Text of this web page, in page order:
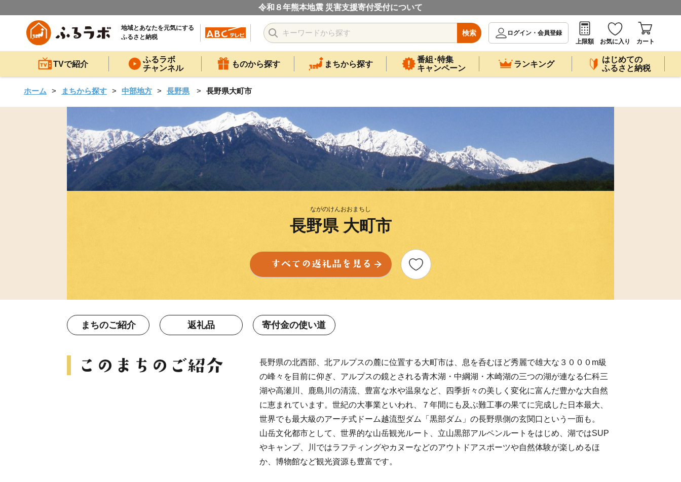
令和８年熊本地震 災害支援寄付受付について
地域とあなたを元気にする
ふるさと納税
検索
ログイン・会員登録
上限額
お気に入り カート
TVで紹介
ふるラボ
チャンネル
ものから探す まちから探す
番組･特集
キャンペーン
ランキング
はじめての
ふるさと納税
ホーム まちから探す 中部地方 長野県 長野県大町市
ながのけんおおまちし
長野県 大町市
まちのご紹介 返礼品 寄付金の使い道
長野県の北西部、北アルプスの麓に位置する大町市は、息を呑むほど秀麗で雄大な３０００m級
の峰々を目前に仰ぎ、アルプスの鏡とされる青木湖・中綱湖・木崎湖の三つの湖が連なる仁科三
湖や高瀬川、鹿島川の清流、豊富な水や温泉など、四季折々の美しく変化に富んだ豊かな大自然
に恵まれています。世紀の大事業といわれ、７年間にも及ぶ難工事の果てに完成した日本最大、
世界でも最大級のアーチ式ドーム越流型ダム「黒部ダム」の長野県側の玄関口という一面も。
山岳文化都市として、世界的な山岳観光ルート、立山黒部アルペンルートをはじめ、湖ではSUP
やキャンプ、川ではラフティングやカヌーなどのアウトドアスポーツや自然体験が楽しめるほ
か、博物館など観光資源も豊富です。